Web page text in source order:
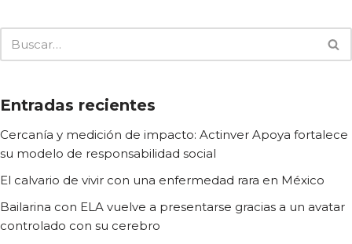
Entradas recientes
Cercanía y medición de impacto: Actinver Apoya fortalece
su modelo de responsabilidad social
El calvario de vivir con una enfermedad rara en México
Bailarina con ELA vuelve a presentarse gracias a un avatar
controlado con su cerebro